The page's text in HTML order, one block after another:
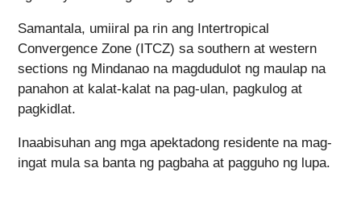
Samantala, umiiral pa rin ang Intertropical
Convergence Zone (ITCZ) sa southern at western
sections ng Mindanao na magdudulot ng maulap na
panahon at kalat-kalat na pag-ulan, pagkulog at
pagkidlat.
Inaabisuhan ang mga apektadong residente na mag-
ingat mula sa banta ng pagbaha at pagguho ng lupa.